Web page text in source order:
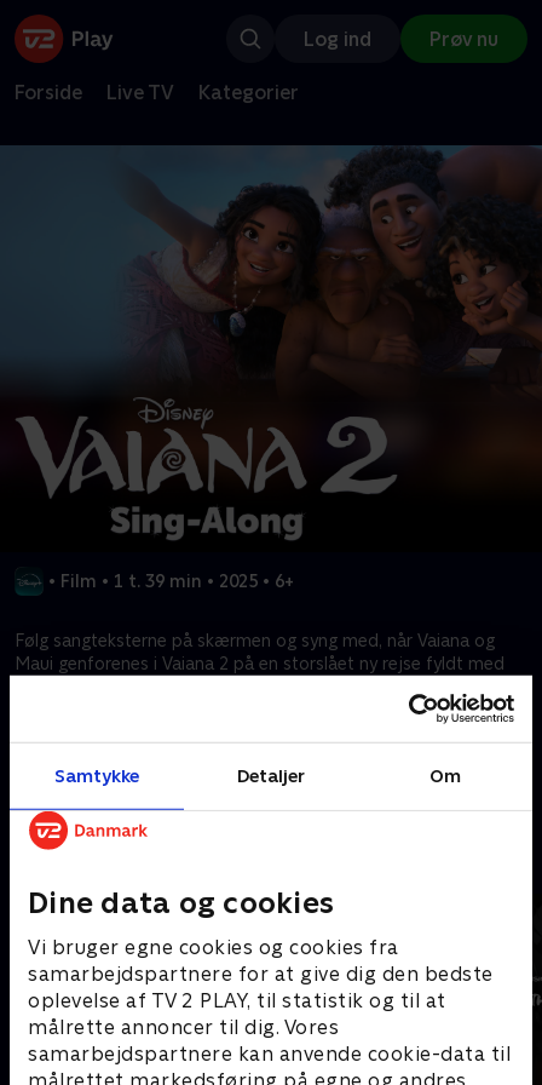
Samtykke Detaljer Om
Dine data og cookies
Vi bruger egne cookies og cookies fra
samarbejdspartnere for at give dig den bedste
oplevelse af TV 2 PLAY, til statistik og til at
målrette annoncer til dig. Vores
samarbejdspartnere kan anvende cookie-data til
Log ind Prøv nu
Forside Live TV Kategorier
• Film • 1 t. 39 min • 2025 • 6+
Følg sangteksterne på skærmen og syng med, når Vaiana og
Maui genforenes i Vaiana 2 på en storslået ny rejse fyldt med
"We're Back" og "Beyond". Kun tilgængelig på engelsk.
Kræver tilkøb